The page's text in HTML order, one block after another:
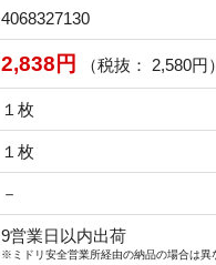
4068327130
2,838円 （税抜： 2,580円
１枚
１枚
－
9営業日以内出荷
※ミドリ安全営業所経由の納品の場合は異